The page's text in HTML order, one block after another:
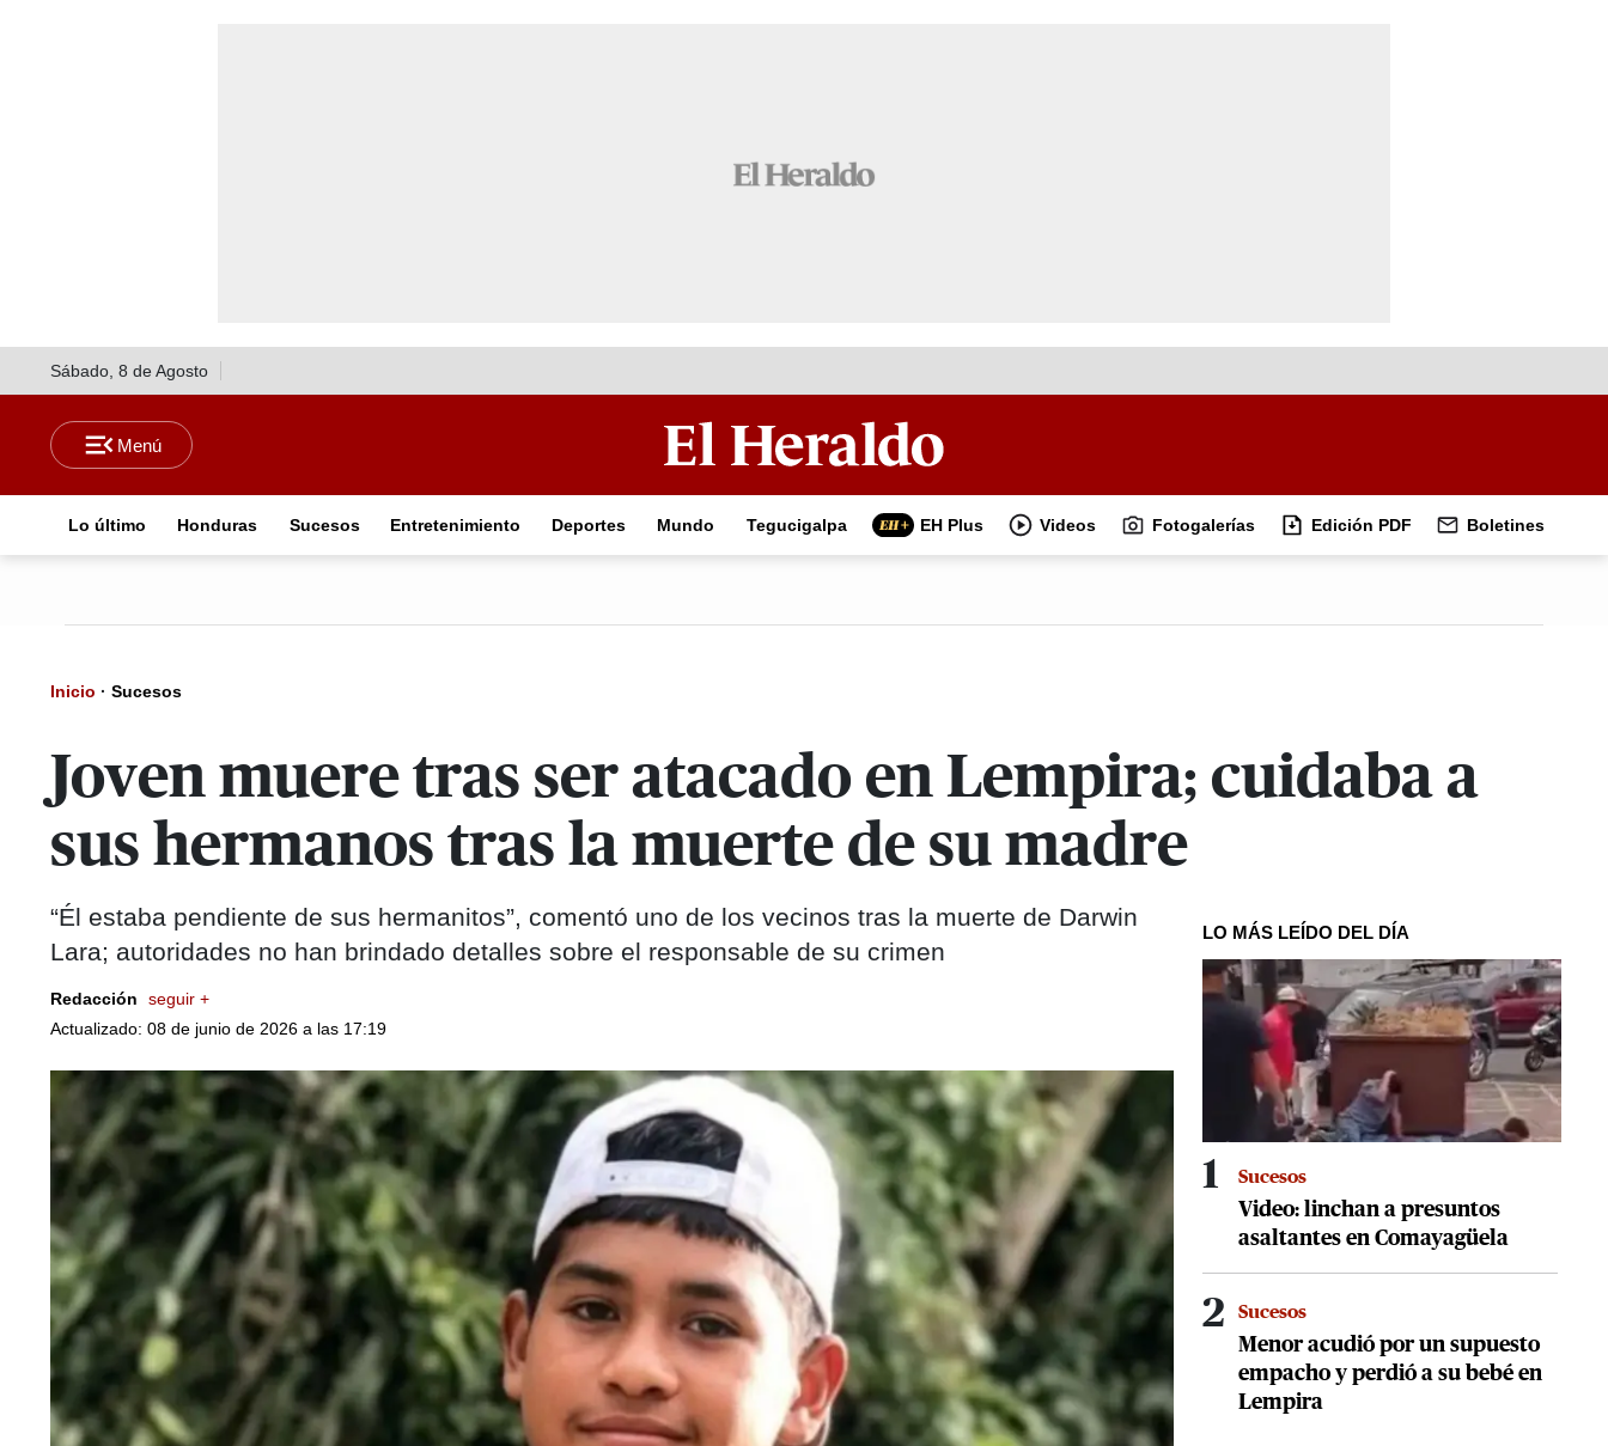
Sábado, 8 de Agosto
Lo último Honduras Sucesos Entretenimiento Deportes Mundo Tegucigalpa EH Plus Videos Fotogalerías Edición PDF Boletines
Inicio · Sucesos
Joven muere tras ser atacado en Lempira; cuidaba a
sus hermanos tras la muerte de su madre
“Él estaba pendiente de sus hermanitos”, comentó uno de los vecinos tras la muerte de Darwin
Lara; autoridades no han brindado detalles sobre el responsable de su crimen
Redacción
seguir +
Actualizado: 08 de junio de 2026 a las 17:19
LO MÁS LEÍDO DEL DÍA
1 Sucesos
Video: linchan a presuntos
asaltantes en Comayagüela
2 Sucesos
Menor acudió por un supuesto
empacho y perdió a su bebé en
Lempira